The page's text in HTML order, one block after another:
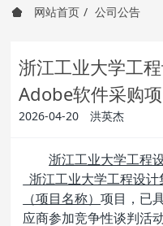
网站首页 公司公告
浙江工业大学工
Adobe软件采购
2026-04-20 洪英杰
浙江工业大学工程
浙江工业大学工程设计
（项目名称）项目，已
应商参加竞争性谈判活动